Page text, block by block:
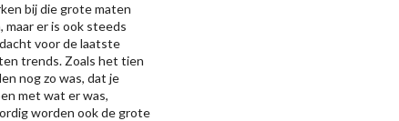
bij die grote maten
maar er is ook steeds
voor de laatste
trends. Zoals het tien
nog zo was, dat je
met wat er was,
worden ook de grote